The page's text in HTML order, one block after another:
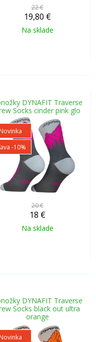
22 €
19,80 €
Na sklade
DYNAFIT Traverse
Socks cinder pink glo
Novinka
-10%
20 €
18 €
Na sklade
DYNAFIT Traverse
Socks black out ultra
orange
Novinka